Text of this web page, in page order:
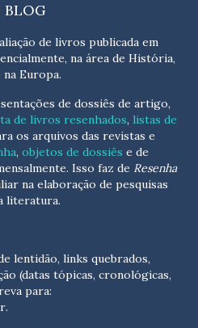
BLOG
de livros publicada em
na área de História,
Europa.
de dossiês de artigo,
de livros resenhados, listas de
os arquivos das revistas e
, objetos de dossiês e de
. Isso faz de Resenha
na elaboração de pesquisas
literatura.
lentidão, links quebrados,
(datas tópicas, cronológicas,
.